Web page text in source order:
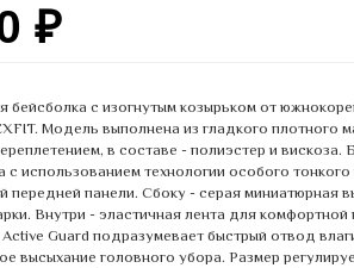
₽
бейсболка с изогнутым козырьком от
Модель выполнена из гладкого плотного
в составе - полиэстер и вискоза.
с использованием технологии особого
передней панели. Сбоку - серая миниатюрная
Внутри - эластичная лента для комфортной
Guard подразумевает быстрый отвод
высыхание головного убора. Размер